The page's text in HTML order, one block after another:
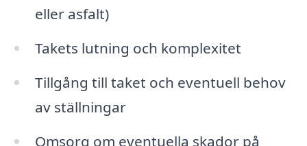
eller asfalt)
Takets lutning och komplexitet
Tillgång till taket och eventuell behov
av ställningar
Omsorg om eventuella skador på